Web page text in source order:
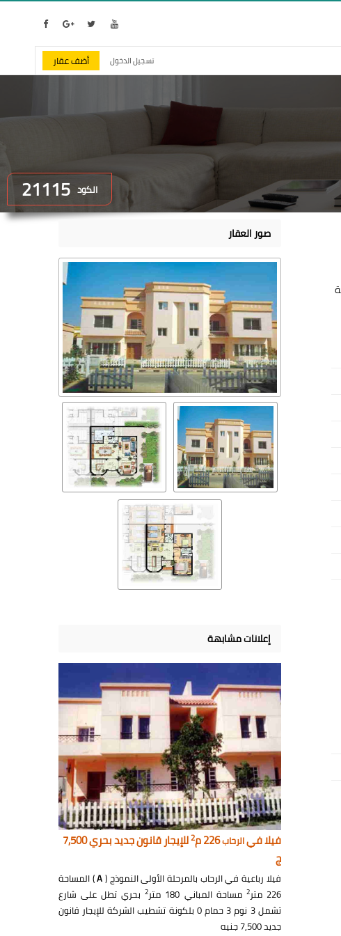
تسجيل الدخول أضف عقار
الكود 21115
صور العقار
إعلانات مشابهة
فيلا فيالرحاب226 م 2
للإيجار قانون جديد بحري 7,500
ج
فيلا رباعية في الرحاب بالمرحلة الأولى النموذج (A) المساحة
226 متر
2 مساحة المباني 180 متر 2بحري تطل على شارع
تشمل 3 نوم 3 حمام 0 بلكونة تشطيب الشركة للإيجار قانون
جديد 7,500 جنيه